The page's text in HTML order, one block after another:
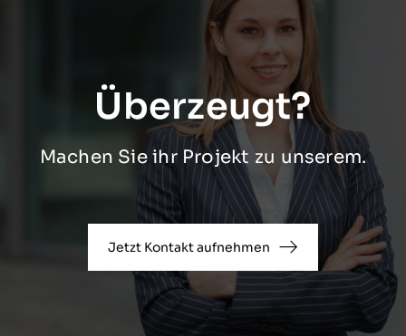
Überzeugt?
Machen Sie ihr Projekt zu unserem.
Jetzt Kontakt aufnehmen